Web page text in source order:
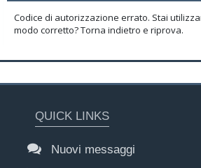
Codice di autorizzazione errato. Stai
modo corretto? Torna indietro e riprova.
QUICK LINKS
Nuovi messaggi